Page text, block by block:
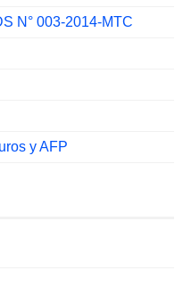
N° 003-2014-MTC
y AFP